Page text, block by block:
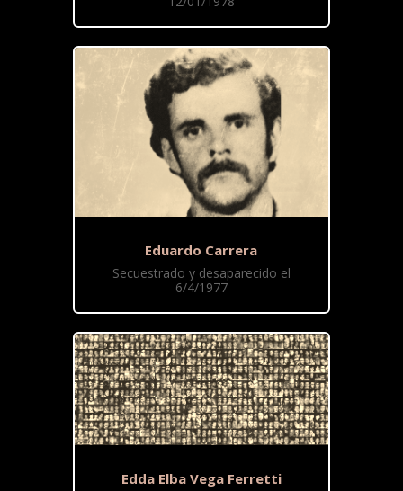
Eduardo Carrera
Secuestrado y desaparecido el
6/4/1977
Edda Elba Vega Ferretti